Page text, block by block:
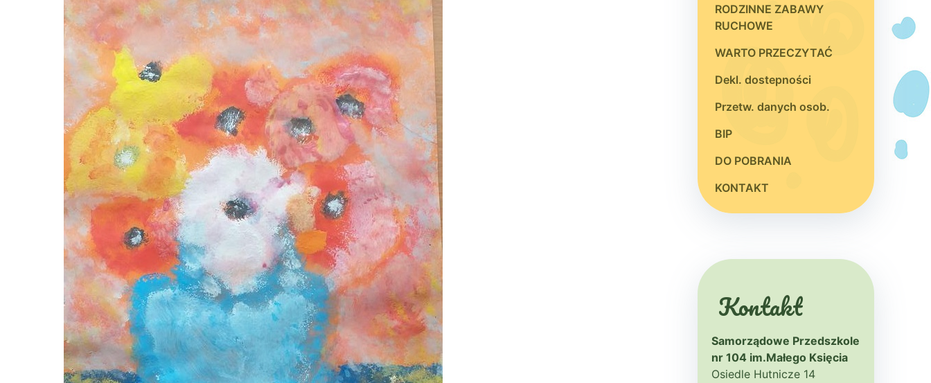
RODZINNE ZABAWY
RUCHOWE
WARTO PRZECZYTAĆ
Dekl. dostepności
Przetw. danych osob.
BIP
DO POBRANIA
KONTAKT
Kontakt
Samorządowe Przedszkole
nr 104 im.Małego Księcia
Osiedle Hutnicze 14